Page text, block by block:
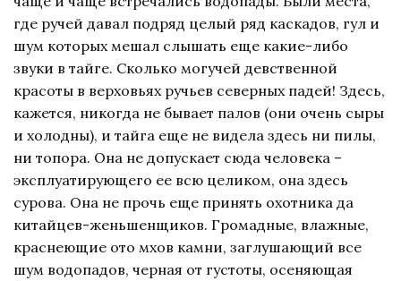
где ручей давал подряд целый ряд каскадов, гул и
шум которых мешал слышать еще какие-либо
звуки в тайге. Сколько могучей девственной
красоты в верховьях ручьев северных падей! Здесь,
кажется, никогда не бывает палов (они очень сыры
и холодны), и тайга еще не видела здесь ни пилы,
ни топора. Она не допускает сюда человека –
эксплуатирующего ее всю целиком, она здесь
сурова. Она не прочь еще принять охотника да
китайцев-женьшенщиков. Громадные, влажные,
краснеющие ото мхов камни, заглушающий все
шум водопадов, черная от густоты, осеняющая